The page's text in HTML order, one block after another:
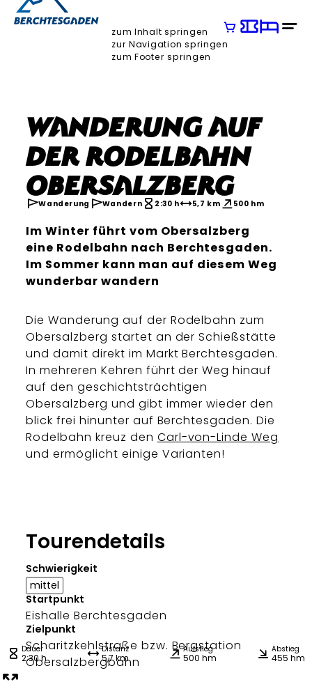
zum Inhalt springen
zur Navigation springen
zum Footer springen
Wanderung auf
der Rodelbahn
Obersalzberg
Wanderung Wandern 2:30 h 5,7 km 500 hm
Im Winter führt vom Obersalzberg
eine Rodelbahn nach Berchtesgaden.
Im Sommer kann man auf diesem Weg
wunderbar wandern
Die Wanderung auf der Rodelbahn zum
Obersalzberg startet an der Schießstätte
und damit direkt im Markt Berchtesgaden.
In mehreren Kehren führt der Weg hinauf
auf den geschichtsträchtigen
Obersalzberg und gibt immer wieder den
blick frei hinunter auf Berchtesgaden. Die
Rodelbahn kreuz den Carl-von-Linde Weg
und ermöglicht einige Varianten!
Tourendetails
Schwierigkeit
mittel
Startpunkt
Eishalle Berchtesgaden
Zielpunkt
Scharitzkehlstraße bzw. Bergstation
Obersalzbergbahn
Dauer
2:30 h
Distanz
5,7 km
Aufstieg
500 hm
Abstieg
455 hm